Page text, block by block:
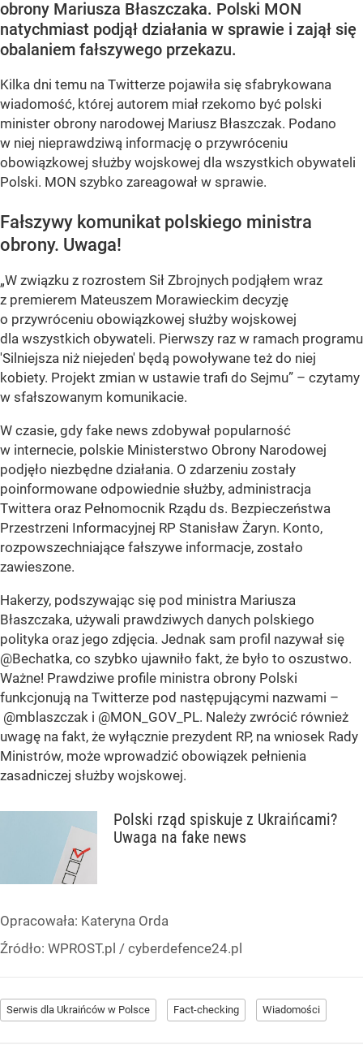
obrony Mariusza Błaszczaka. Polski MON
natychmiast podjął działania w sprawie i zajął się
obalaniem fałszywego przekazu.
Kilka dni temu na Twitterze pojawiła się sfabrykowana
wiadomość, której autorem miał rzekomo być polski
minister obrony narodowej Mariusz Błaszczak. Podano
w niej nieprawdziwą informację o przywróceniu
obowiązkowej służby wojskowej dla wszystkich obywateli
Polski. MON szybko zareagował w sprawie.
Fałszywy komunikat polskiego ministra
obrony. Uwaga!
„W związku z rozrostem Sił Zbrojnych podjąłem wraz
z premierem Mateuszem Morawieckim decyzję
o przywróceniu obowiązkowej służby wojskowej
dla wszystkich obywateli. Pierwszy raz w ramach programu
'Silniejsza niż niejeden' będą powoływane też do niej
kobiety. Projekt zmian w ustawie trafi do Sejmu” – czytamy
w sfałszowanym komunikacie.
W czasie, gdy fake news zdobywał popularność
w internecie, polskie Ministerstwo Obrony Narodowej
podjęło niezbędne działania. O zdarzeniu zostały
poinformowane odpowiednie służby, administracja
Twittera oraz Pełnomocnik Rządu ds. Bezpieczeństwa
Przestrzeni Informacyjnej RP Stanisław Żaryn. Konto,
rozpowszechniające fałszywe informacje, zostało
zawieszone.
Hakerzy, podszywając się pod ministra Mariusza
Błaszczaka, używali prawdziwych danych polskiego
polityka oraz jego zdjęcia. Jednak sam profil nazywał się
@Bechatka, co szybko ujawniło fakt, że było to oszustwo.
Ważne! Prawdziwe profile ministra obrony Polski
funkcjonują na Twitterze pod następującymi nazwami –
@mblaszczak i @MON_GOV_PL. Należy zwrócić również
uwagę na fakt, że wyłącznie prezydent RP, na wniosek Rady
Ministrów, może wprowadzić obowiązek pełnienia
zasadniczej służby wojskowej.
Polski rząd spiskuje z Ukraińcami?
Uwaga na fake news
Opracowała: Kateryna Orda
Źródło: WPROST.pl / cyberdefence24.pl
Serwis dla Ukraińców w Polsce Fact-checking Wiadomości